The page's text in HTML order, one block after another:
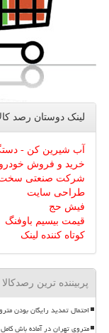
لینک دوستان رصد
آب شیرین کن -
خرید و فروش خودرو
شرکت صنعتی
طراحی سایت
فیش حج
قیمت بیسیم باوفنگ
کوتاه کننده لینک
پربیننده ترین رصدکالا
احتمال تمدید رایگان بودن
متروی تهران در آماده باش